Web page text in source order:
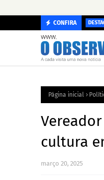
CONFIRA
Página inicial
cultura
março 20, 2025